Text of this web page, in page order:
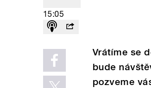
15:05
Vrátíme se
bude
pozveme